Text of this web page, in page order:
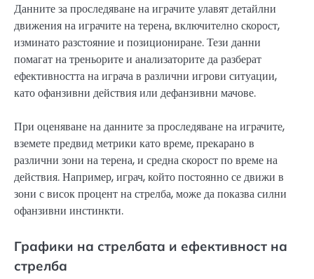
Данните за проследяване на играчите улавят детайлни
движения на играчите на терена, включително скорост,
изминато разстояние и позициониране. Тези данни
помагат на треньорите и анализаторите да разберат
ефективността на играча в различни игрови ситуации,
като офанзивни действия или дефанзивни мачове.
При оценяване на данните за проследяване на играчите,
вземете предвид метрики като време, прекарано в
различни зони на терена, и средна скорост по време на
действия. Например, играч, който постоянно се движи в
зони с висок процент на стрелба, може да показва силни
офанзивни инстинкти.
Графики на стрелбата и ефективност на
стрелба